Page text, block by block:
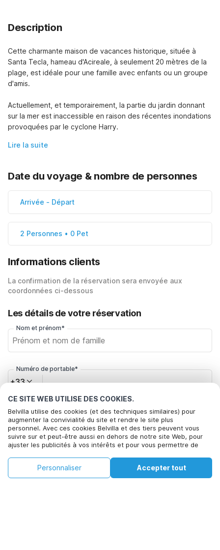
CE SITE WEB UTILISE DES COOKIES.
Belvilla utilise des cookies (et des techniques similaires) pour
augmenter la convivialité du site et rendre le site plus
personnel. Avec ces cookies Belvilla et des tiers peuvent vous
suivre sur et peut-être aussi en dehors de notre site Web, pour
ajuster les publicités à vos intérêts et pour vous permettre de
Accepter, vous acceptez de le faire. Plus d'informations peuvent
être trouvées dans notre
politique de cookie.
Accepter tout
Personnaliser
Description
Cette charmante maison de vacances historique, située à
Santa Tecla, hameau d'Acireale, à seulement 20 mètres de la
plage, est idéale pour une famille avec enfants ou un groupe
d'amis.
Actuellement, et temporairement, la partie du jardin donnant
sur la mer est inaccessible en raison des récentes inondations
provoquées par le cyclone Harry.
Lire la suite
Date du voyage & nombre de personnes
Arrivée - Départ
2 Personnes • 0 Pet
Informations clients
La confirmation de la réservation sera envoyée aux
coordonnées ci-dessous
Les détails de votre réservation
Nom et prénom*
Numéro de portable*
+33
Votre adresse e-mail*
Cliquez ici pour vous désabonner des offres de Belvilla. Vous
Voir les disponibilités
€214
+
Voir les disponibilités